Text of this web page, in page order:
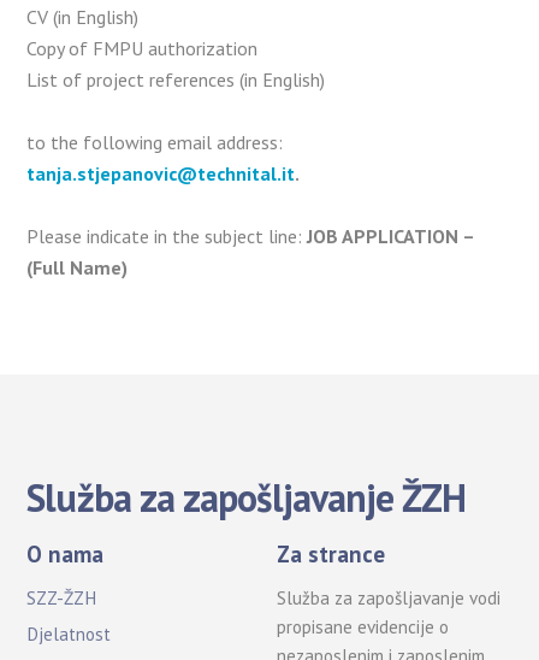
CV (in English)
Copy of FMPU authorization
List of project references (in English)
to the following email address:
tanja.stjepanovic@technital.it.
Please indicate in the subject line:JOB APPLICATION –
(Full Name)
Služba za zapošljavanje ŽZH
O nama
SZZ-ŽZH
Djelatnost
Za strance
Služba za zapošljavanje vodi
propisane evidencije o